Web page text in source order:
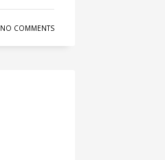
NO COMMENTS